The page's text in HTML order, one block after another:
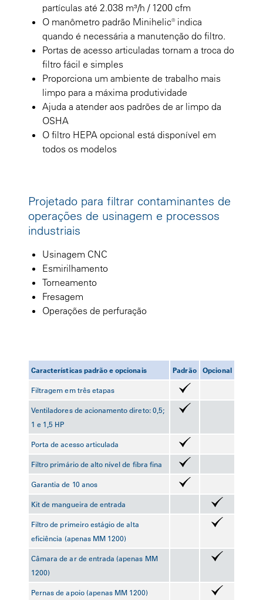
partículas até 2.038 m³/h / 1200 cfm
O manômetro padrão Minihelic® indica
quando é necessária a manutenção do filtro.
Portas de acesso articuladas tornam a troca do
filtro fácil e simples
Proporciona um ambiente de trabalho mais
limpo para a máxima produtividade
Ajuda a atender aos padrões de ar limpo da
OSHA
O filtro HEPA opcional está disponível em
todos os modelos
Projetado para filtrar contaminantes de
operações de usinagem e processos
industriais
Usinagem CNC
Esmirilhamento
Torneamento
Fresagem
Operações de perfuração
Características padrão e opcionais Padrão Opcional
Filtragem em três etapas
Ventiladores de acionamento direto: 0,5;
1 e 1,5 HP
Porta de acesso articulada
Filtro primário de alto nível de fibra fina
Garantia de 10 anos
Kit de mangueira de entrada
Filtro de primeiro estágio de alta
eficiência (apenas MM 1200)
Câmara de ar de entrada (apenas MM
1200)
Pernas de apoio (apenas MM 1200)